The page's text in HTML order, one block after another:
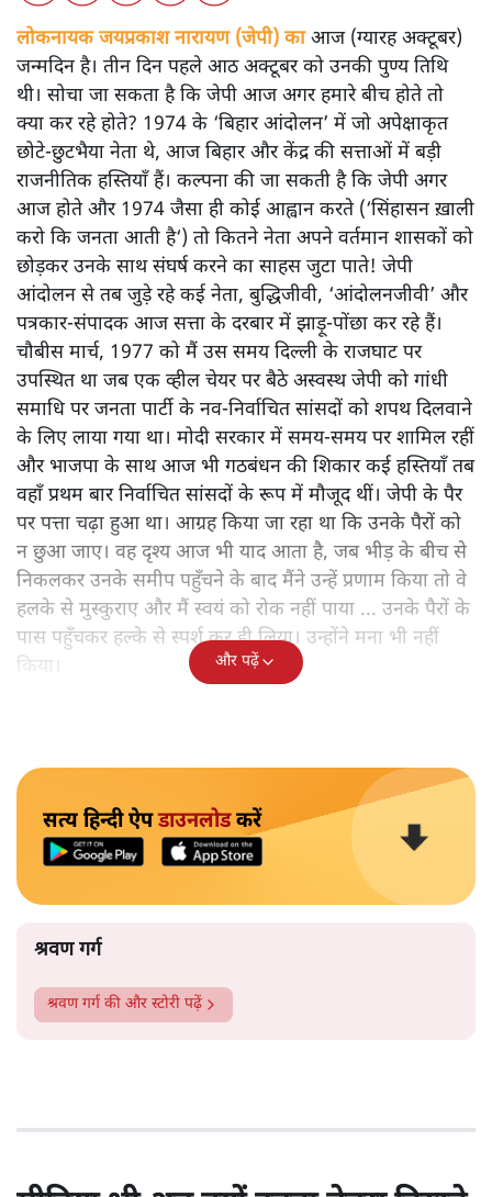
लोकनायक जयप्रकाश नारायण (जेपी) काआज (ग्यारह अक्टूबर)
जन्मदिन है। तीन दिन पहले आठ अक्टूबर को उनकी पुण्य तिथि
थी। सोचा जा सकता है कि जेपी आज अगर हमारे बीच होते तो
क्या कर रहे होते? 1974 के ‘बिहार आंदोलन’ में जो अपेक्षाकृत
छोटे-छुटभैया नेता थे, आज बिहार और केंद्र की सत्ताओं में बड़ी
राजनीतिक हस्तियाँ हैं। कल्पना की जा सकती है कि जेपी अगर
आज होते और 1974 जैसा ही कोई आह्वान करते (‘सिंहासन ख़ाली
करो कि जनता आती है‘) तो कितने नेता अपने वर्तमान शासकों को
छोड़कर उनके साथ संघर्ष करने का साहस जुटा पाते! जेपी
आंदोलन से तब जुड़े रहे कई नेता, बुद्धिजीवी, ‘आंदोलनजीवी’ और
पत्रकार-संपादक आज सत्ता के दरबार में झाड़ू-पोंछा कर रहे हैं।
चौबीस मार्च, 1977 को मैं उस समय दिल्ली के राजघाट पर
उपस्थित था जब एक व्हील चेयर पर बैठे अस्वस्थ जेपी को गांधी
समाधि पर जनता पार्टी के नव-निर्वाचित सांसदों को शपथ दिलवाने
के लिए लाया गया था। मोदी सरकार में समय-समय पर शामिल रहीं
और भाजपा के साथ आज भी गठबंधन की शिकार कई हस्तियाँ तब
वहाँ प्रथम बार निर्वाचित सांसदों के रूप में मौजूद थीं। जेपी के पैर
पर पत्ता चढ़ा हुआ था। आग्रह किया जा रहा था कि उनके पैरों को
न छुआ जाए। वह दृश्य आज भी याद आता है, जब भीड़ के बीच से
निकलकर उनके समीप पहुँचने के बाद मैंने उन्हें प्रणाम किया तो वे
हलके से मुस्कुराए और मैं स्वयं को रोक नहीं पाया ... उनके पैरों के
पास पहुँचकर हल्के से स्पर्श कर ही लिया। उन्होंने मना भी नहीं
किया।
और पढ़ें
सत्य हिन्दी ऐपडाउनलोडकरें
श्रवण गर्ग
श्रवण गर्ग की और स्टोरी पढ़ें